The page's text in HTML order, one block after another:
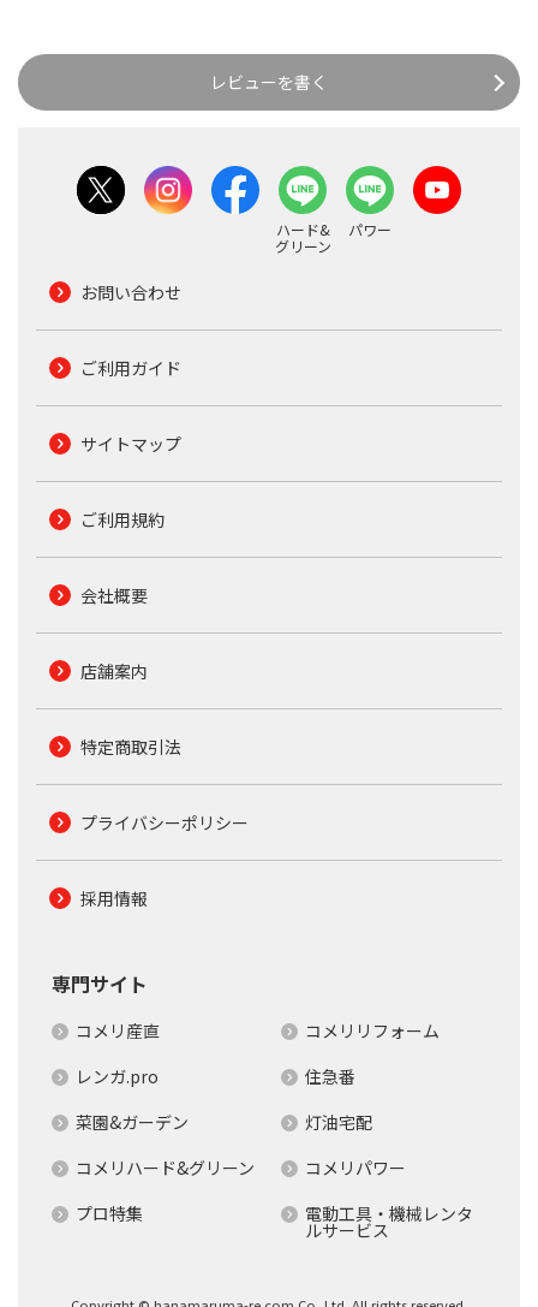
レビューを書く
ハード&
グリーン
パワー
お問い合わせ
ご利用ガイド
サイトマップ
ご利用規約
会社概要
店舗案内
特定商取引法
プライバシーポリシー
採用情報
専門サイト
コメリ産直
コメリリフォーム
レンガ.pro
住急番
菜園&ガーデン
灯油宅配
コメリハード&グリーン
コメリパワー
プロ特集
電動工具・機械レンタ
ルサービス